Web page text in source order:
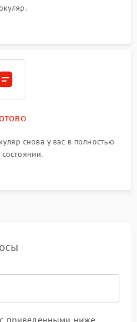
снова у вас в полностью
приведенными ниже